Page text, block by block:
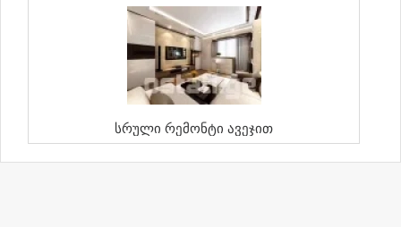
Სრული Რემონტი Ავეჯით